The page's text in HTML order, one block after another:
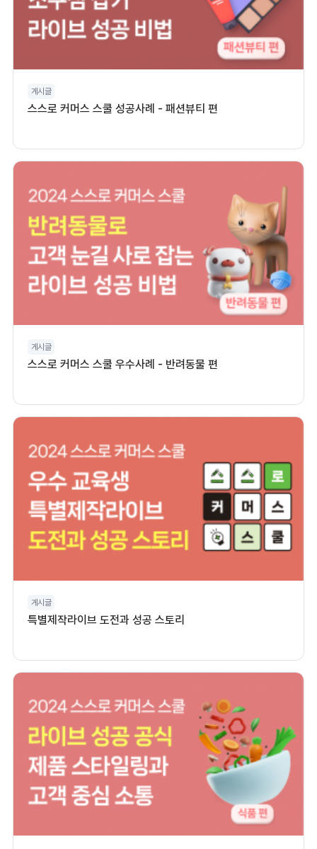
게시글
스스로 커머스 스쿨 성공사례 - 패션뷰티 편
게시글
스스로 커머스 스쿨 우수사례 - 반려동물 편
게시글
특별제작라이브 도전과 성공 스토리